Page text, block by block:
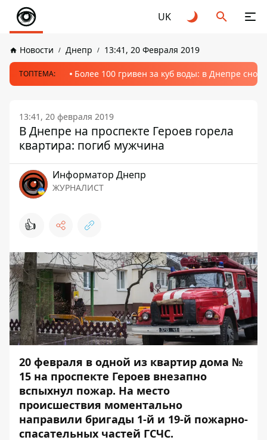
UK
Новости Днепр 13:41, 20 Февраля 2019
ТОПТЕМА: Более 100 гривен за куб воды: в Днепре
13:41, 20 февраля 2019
В Днепре на проспекте Героев горела
квартира: погиб мужчина
Информатор Днепр
ЖУРНАЛИСТ
👍
20 февраля в одной из квартир дома №
15 на проспекте Героев внезапно
вспыхнул пожар. На место
происшествия моментально
направили бригады 1-й и 19-й пожарно-
спасательных частей ГСЧС.